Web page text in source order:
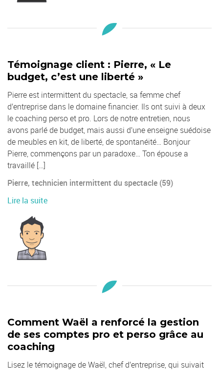
Témoignage client : Pierre, « Le
budget, c’est une liberté »
Pierre est intermittent du spectacle, sa femme chef
d’entreprise dans le domaine financier. Ils ont suivi à deux
le coaching perso et pro. Lors de notre entretien, nous
avons parlé de budget, mais aussi d’une enseigne suédoise
de meubles en kit, de liberté, de spontanéité… Bonjour
Pierre, commençons par un paradoxe… Ton épouse a
travaillé […]
Pierre, technicien intermittent du spectacle (59)
Lire la suite
Comment Waël a renforcé la gestion
de ses comptes pro et perso grâce au
coaching
Lisez le témoignage de Waël, chef d’entreprise, qui suivait